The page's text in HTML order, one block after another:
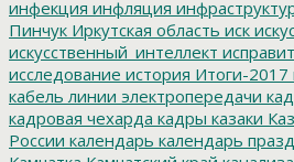
инфекция инфляция
Пинчук Иркутская область иск
искусственный_интеллект
исследование история Итоги-2017
кабель линии электропередачи
кадровая чехарда кадры казаки
России календарь календарь